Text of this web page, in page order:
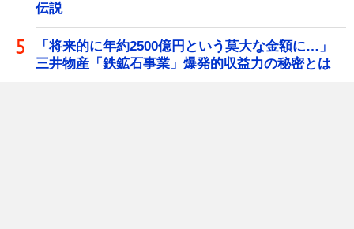
伝説
「将来的に年約2500億円という莫大な金額に…」
三井物産「鉄鉱石事業」爆発的収益力の秘密とは